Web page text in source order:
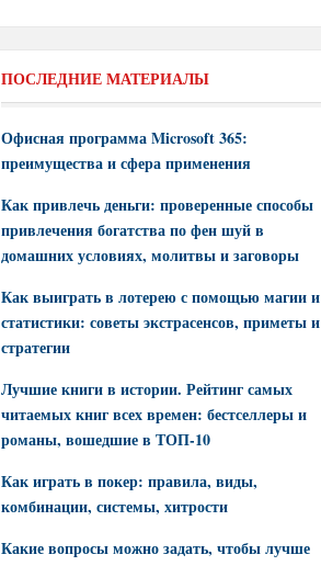
ПОСЛЕДНИЕ МАТЕРИАЛЫ
Офисная программа Microsoft 365:
преимущества и сфера применения
Как привлечь деньги: проверенные способы
привлечения богатства по фен шуй в
домашних условиях, молитвы и заговоры
Как выиграть в лотерею с помощью магии и
статистики: советы экстрасенсов, приметы и
стратегии
Лучшие книги в истории. Рейтинг самых
читаемых книг всех времен: бестселлеры и
романы, вошедшие в ТОП-10
Как играть в покер: правила, виды,
комбинации, системы, хитрости
Какие вопросы можно задать, чтобы лучше